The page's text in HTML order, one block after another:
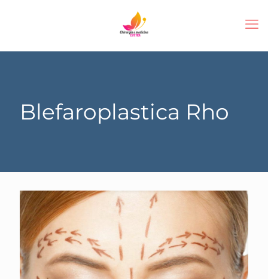
Blefaroplastica Rho